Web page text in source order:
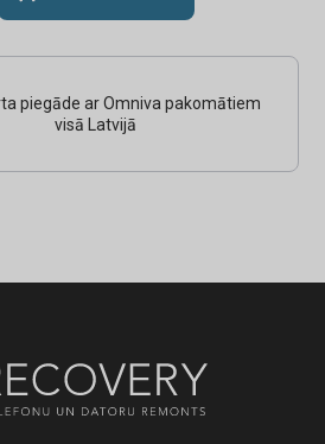
piegāde ar Omniva pakomātiem
visā Latvijā